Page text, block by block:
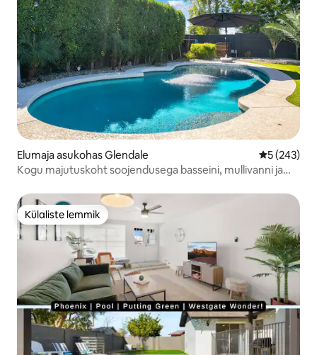
Elumaja asukohas Glendale Keskmine
5 (243)
Kogu majutuskoht soojendusega basseini, mullivanni ja
Külaliste lemmik
Külaliste lemmik